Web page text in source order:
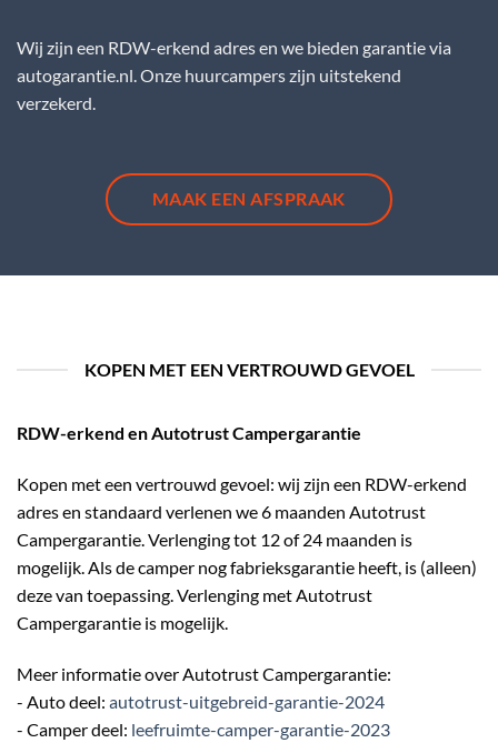
Wij zijn een RDW-erkend adres en we bieden garantie via
autogarantie.nl. Onze huurcampers zijn uitstekend
verzekerd.
MAAK EEN AFSPRAAK
KOPEN MET EEN VERTROUWD GEVOEL
RDW-erkend en Autotrust Campergarantie
Kopen met een vertrouwd gevoel: wij zijn een RDW-erkend
adres en standaard verlenen we 6 maanden Autotrust
Campergarantie. Verlenging tot 12 of 24 maanden is
mogelijk. Als de camper nog fabrieksgarantie heeft, is (alleen)
deze van toepassing. Verlenging met Autotrust
Campergarantie is mogelijk.
Meer informatie over Autotrust Campergarantie:
- Auto deel: autotrust-uitgebreid-garantie-2024
- Camper deel: leefruimte-camper-garantie-2023